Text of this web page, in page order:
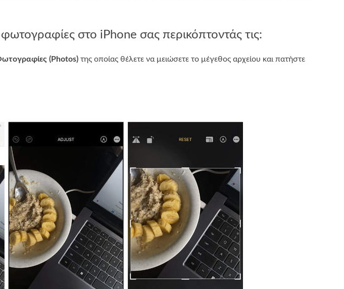
στο iPhone σας περικόπτοντάς τις:
(Photos) της οποίας θέλετε να μειώσετε το μέγεθος αρχείου και πατήστε